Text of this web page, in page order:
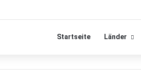
Startseite Länder